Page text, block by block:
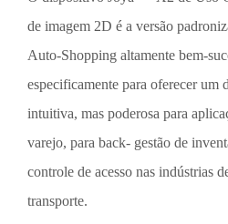
de imagem 2D é a versão
Auto-Shopping altamente bem-
especificamente para oferecer um
intuitiva, mas poderosa para
varejo, para back- gestão de
controle de acesso nas indústrias
transporte.